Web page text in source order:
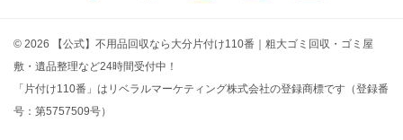
© 2026 【公式】不用品回収なら大分片付け110番｜粗大ゴミ回収・ゴミ屋
敷・遺品整理など24時間受付中！
「片付け110番」はリベラルマーケティング株式会社の登録商標です（登録番
号：第5757509号）